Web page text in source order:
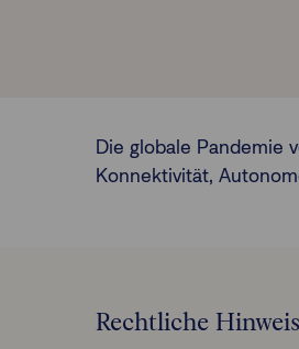
Die globale Pandemie
Konnektivität,
Rechtliche